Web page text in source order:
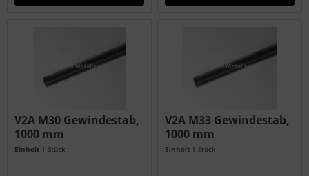
V2A M30 Gewindestab,
1000 mm
Einheit 1 Stück
V2A M33 Gewindestab,
1000 mm
Einheit 1 Stück